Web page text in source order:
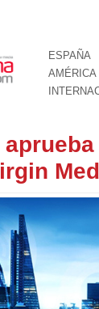
ESPAÑA
AMÉRICA